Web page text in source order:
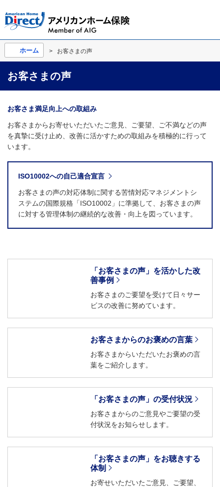
ホーム お客さまの声
お客さまの声
お客さま満足向上への取組み
お客さまからお寄せいただいたご意見、ご要望、ご不満などの声
を真摯に受け止め、改善に活かすための取組みを積極的に行って
います。
ISO10002への自己適合宣言
お客さまの声の対応体制に関する苦情対応マネジメントシ
ステムの国際規格「ISO10002」に準拠して、お客さまの声
に対する管理体制の継続的な改善・向上を図っています。
「お客さまの声」を活かした改
善事例
お客さまのご要望を受けて日々サー
ビスの改善に努めています。
お客さまからのお褒めの言葉
お客さまからいただいたお褒めの言
葉をご紹介します。
「お客さまの声」の受付状況
お客さまからのご意見やご要望の受
付状況をお知らせします。
「お客さまの声」をお聴きする
体制
お寄せいただいたご意見、ご要望、